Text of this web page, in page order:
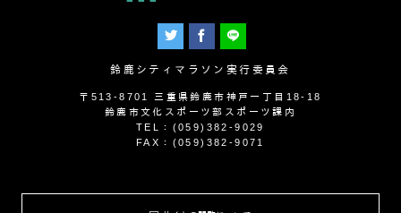
鈴鹿シティマラソン実行委員会
〒513-8701 三重県鈴鹿市神戸一丁目18-18
鈴鹿市文化スポーツ部スポーツ課内
TEL：(059)382-9029
FAX：(059)382-9071